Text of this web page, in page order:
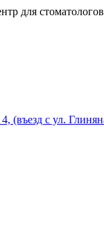
для
(въезд с ул.